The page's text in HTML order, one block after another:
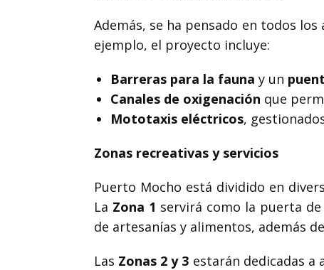
Además, se ha pensado en todos
ejemplo, el proyecto incluye:
Barreras para la fauna y un
Canales de oxigenación que
Mototaxis eléctricos,
Zonas recreativas y servicios
Puerto Mocho está dividido en
La Zona 1 servirá como la puerta
de artesanías y alimentos, además
Las Zonas 2 y 3 estarán dedicadas a